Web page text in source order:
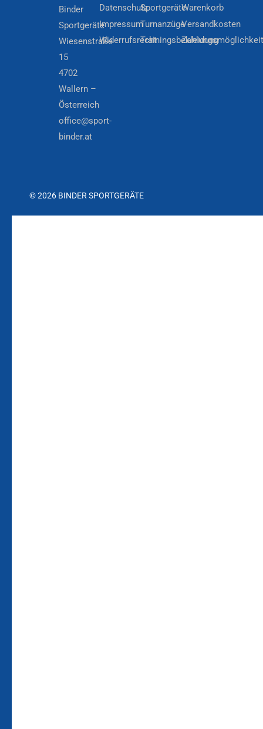
Binder
Sportgeräte
Wiesenstraße
15
4702
Wallern –
Österreich
office@sport-
binder.at
Datenschutz
Impressum
Widerrufsrecht
Sportgeräte
Turnanzüge
Trainingsbekleidung
Warenkorb
Versandkosten
© 2026 BINDER SPORTGERÄTE